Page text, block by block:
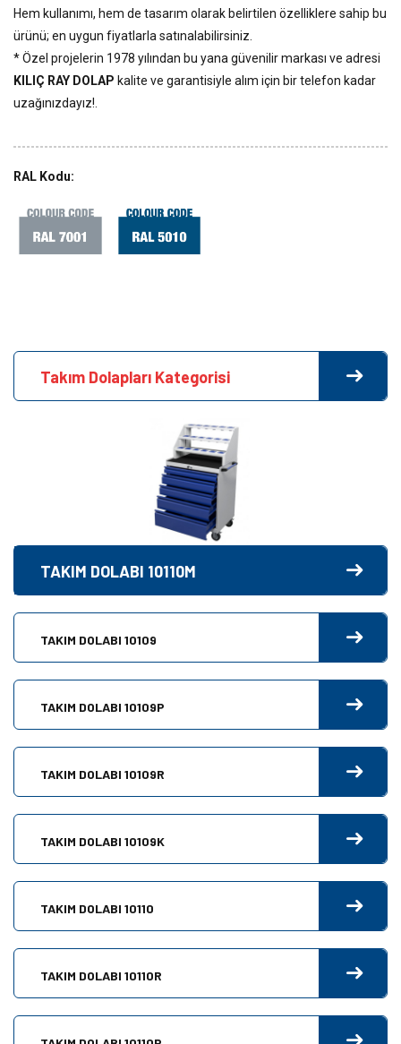
Hem kullanımı, hem de tasarım olarak belirtilen özelliklere sahip bu
ürünü; en uygun fiyatlarla satınalabilirsiniz.
* Özel projelerin 1978 yılından bu yana güvenilir markası ve adresi
KILIÇ RAY DOLAP kalite ve garantisiyle alım için bir telefon kadar
uzağınızdayız!.
RAL Kodu:
Takım Dolapları Kategorisi
TAKIM DOLABI 10110M
TAKIM DOLABI 10109
TAKIM DOLABI 10109P
TAKIM DOLABI 10109R
TAKIM DOLABI 10109K
TAKIM DOLABI 10110
TAKIM DOLABI 10110R